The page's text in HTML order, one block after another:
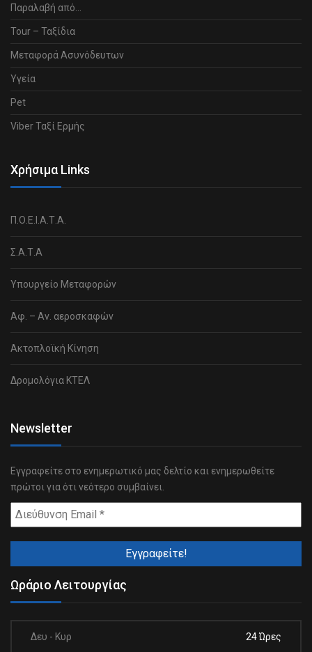
Παραλαβή από…
Tour – Ταξίδια
Μεταφορά Ασυνόδευτων
Υγεία
Pet
Viber Ταξί Ερμής
Χρήσιμα Links
Π.Ο.Ε.Ι.Α.Τ.Α.
Σ.Α.Τ.Α
Υπουργείο Μεταφορών
Αφ. – Αν. αεροσκαφών
Ακτοπλοϊκή Κίνηση
Δρομολόγια ΚΤΕΛ
Newsletter
Εγγραφείτε στο ενημερωτικό μας δελτίο και ενημερωθείτε
πρώτοι για ότι νεότερο συμβαίνει.
Ωράριο Λειτουργίας
Δευ - Κυρ 24 Ώρες